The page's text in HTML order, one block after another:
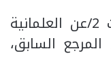
25 – جورج طرابيشي، هرطقات 2/عن العلمانية
السابق،